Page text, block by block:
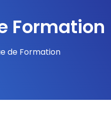
Formation
de Formation